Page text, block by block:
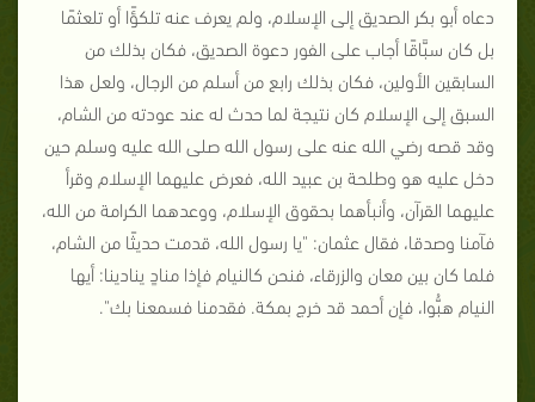
دعاه أبو بكر الصديق إلى الإسلام، ولم يعرف عنه تلكؤًا أو تلعثمًا
بل كان سبَّاقًا أجاب على الفور دعوة الصديق، فكان بذلك من
السابقين الأولين، فكان بذلك رابع من أسلم من الرجال، ولعل هذا
السبق إلى الإسلام كان نتيجة لما حدث له عند عودته من الشام،
وقد قصه رضي الله عنه على رسول الله صلى الله عليه وسلم حين
دخل عليه هو وطلحة بن عبيد الله، فعرض عليهما الإسلام وقرأ
عليهما القرآن، وأنبأهما بحقوق الإسلام، ووعدهما الكرامة من الله،
فآمنا وصدقا، فقال عثمان: "يا رسول الله، قدمت حديثًا من الشام،
فلما كان بين معان والزرقاء، فنحن كالنيام فإذا منادٍ ينادينا: أيها
النيام هبُّوا، فإن أحمد قد خرج بمكة. فقدمنا فسمعنا بك".